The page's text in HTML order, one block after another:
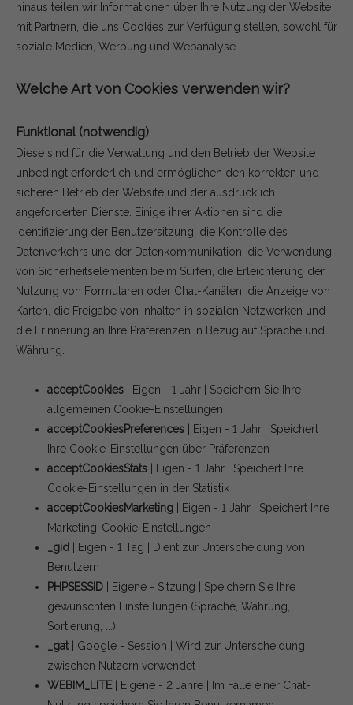
hinaus teilen wir Informationen über Ihre Nutzung der Website
mit Partnern, die uns Cookies zur Verfügung stellen, sowohl für
soziale Medien, Werbung und Webanalyse.
Welche Art von Cookies verwenden wir?
Funktional (notwendig)
Diese sind für die Verwaltung und den Betrieb der Website
unbedingt erforderlich und ermöglichen den korrekten und
sicheren Betrieb der Website und der ausdrücklich
angeforderten Dienste. Einige ihrer Aktionen sind die
Identifizierung der Benutzersitzung, die Kontrolle des
Datenverkehrs und der Datenkommunikation, die Verwendung
von Sicherheitselementen beim Surfen, die Erleichterung der
Nutzung von Formularen oder Chat-Kanälen, die Anzeige von
Karten, die Freigabe von Inhalten in sozialen Netzwerken und
die Erinnerung an Ihre Präferenzen in Bezug auf Sprache und
Währung.
acceptCookies | Eigen - 1 Jahr | Speichern Sie Ihre
allgemeinen Cookie-Einstellungen
acceptCookiesPreferences | Eigen - 1 Jahr | Speichert
Ihre Cookie-Einstellungen über Präferenzen
acceptCookiesStats | Eigen - 1 Jahr | Speichert Ihre
Cookie-Einstellungen in der Statistik
acceptCookiesMarketing | Eigen - 1 Jahr : Speichert Ihre
Marketing-Cookie-Einstellungen
_gid
| Eigen - 1 Tag | Dient zur Unterscheidung von
Benutzern
PHPSESSID | Eigene - Sitzung | Speichern Sie Ihre
gewünschten Einstellungen (Sprache, Währung,
Sortierung, ...)
_gat| Google - Session | Wird zur Unterscheidung
zwischen Nutzern verwendet
WEBIM_LITE | Eigene - 2 Jahre | Im Falle einer Chat-